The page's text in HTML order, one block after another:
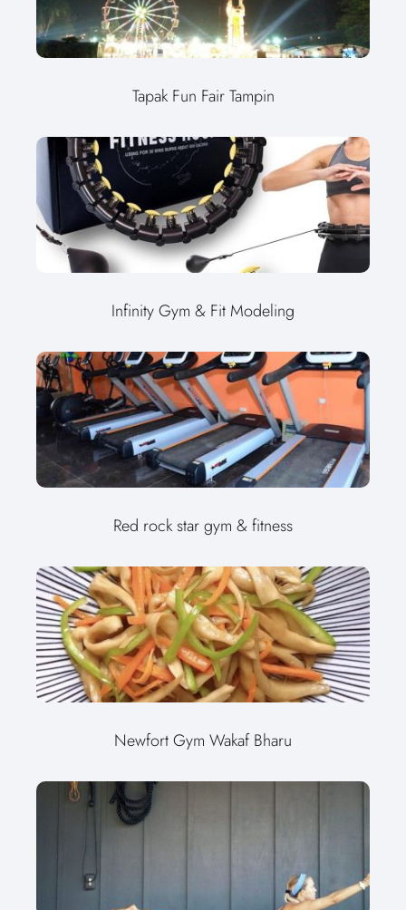
Tapak Fun Fair Tampin
Infinity Gym & Fit Modeling
Red rock star gym & fitness
Newfort Gym Wakaf Bharu